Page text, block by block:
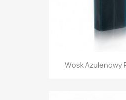
Wosk Azulenowy